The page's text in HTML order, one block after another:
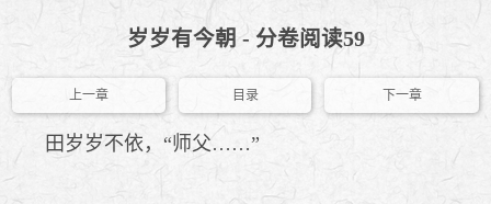
岁岁有今朝 - 分卷阅读59
上一章 目录 下一章
田岁岁不依，“师父……”